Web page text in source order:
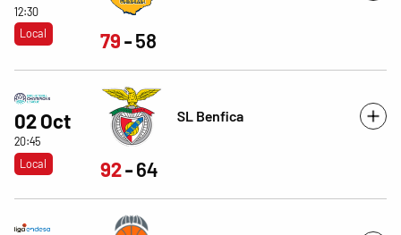
12:30
Local
79 58
02 Oct
20:45
Local
SL Benfica
92 64